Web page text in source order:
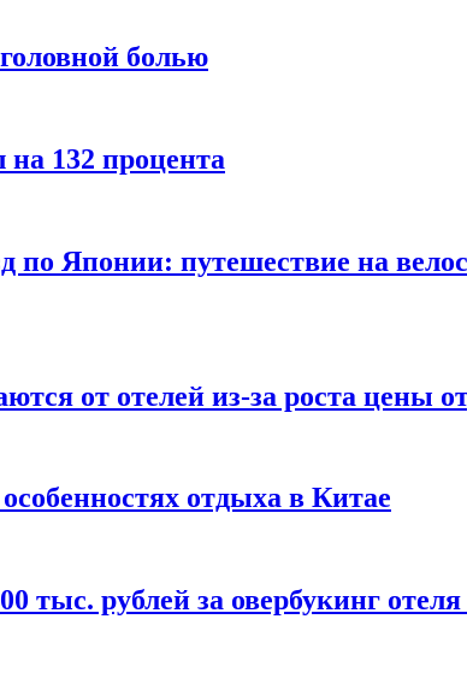
болью
132 процента
по Японии: путешествие на
от отелей из-за роста цены
отдыха в Китае
тыс. рублей за овербукинг